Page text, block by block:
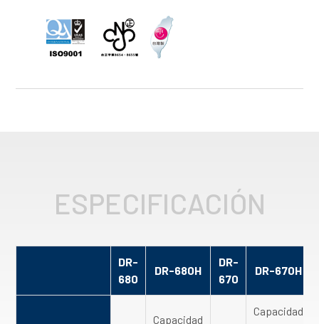
ESPECIFICACIÓN
DR-
680
DR-680H
DR-
670
DR-670H
Capacidad
Capacidad